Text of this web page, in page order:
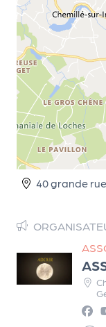
40 grande
u
r
P
r
o
p
o
e
u
é
è